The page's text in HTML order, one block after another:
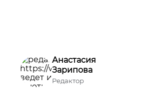
Анастасия
Зарипова
Редактор